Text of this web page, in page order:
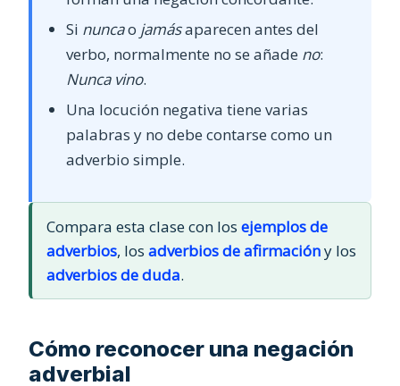
Si nuncao jamásaparecen antes del
verbo, normalmente no se añade no:
Nunca vino.
Una locución negativa tiene varias
palabras y no debe contarse como un
adverbio simple.
Compara esta clase con los ejemplos de
adverbios, los adverbios de afirmacióny los
adverbios de duda.
Cómo reconocer una negación
adverbial